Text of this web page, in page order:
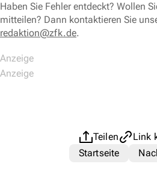
Haben Sie Fehler entdeckt? Wollen
mitteilen? Dann kontaktieren Sie
redaktion@zfk.de.
Teilen
Link
Startseite